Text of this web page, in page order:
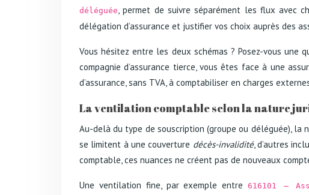
déléguée, permet de suivre séparément les flux avec
délégation d’assurance et justifier vos choix auprès des
Vous hésitez entre les deux schémas ? Posez-vous une
compagnie d’assurance tierce, vous êtes face à une
d’assurance, sans TVA, à comptabiliser en charges
La ventilation comptable selon la nature
Au-delà du type de souscription (groupe ou déléguée),
se limitent à une couverture décès-invalidité, d’autres
comptable, ces nuances ne créent pas de nouveaux
Une ventilation fine, par exemple entre616101 –